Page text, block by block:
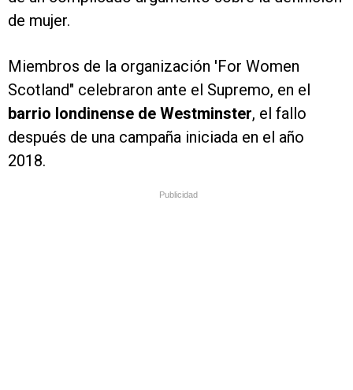
de mujer.
Miembros de la organización 'For Women
Scotland" celebraron ante el Supremo, en el
barrio londinense de Westminster, el fallo
después de una campaña iniciada en el año
2018.
Publicidad